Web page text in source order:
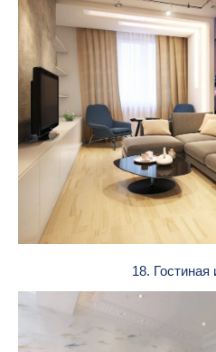
18. Гостиная